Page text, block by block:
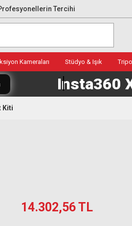
Tercihi
Kameraları Stüdyo & Işık
Insta360
Kiti
14.302,56 TL